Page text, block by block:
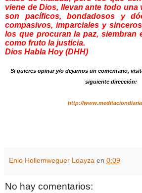
viene de Dios, llevan ante todo una
son pacíficos, bondadosos y
compasivos, imparciales y
los que procuran la paz, siembran
como fruto la justicia.
Dios Habla Hoy(DHH)
Si quieres opinar y/o dejarnos un comentario,
siguiente dirección:
http://
Enio Hollemweguer Loayza en 0:09
No hay comentarios: